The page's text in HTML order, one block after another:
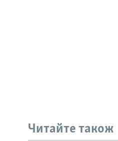
Читайте також